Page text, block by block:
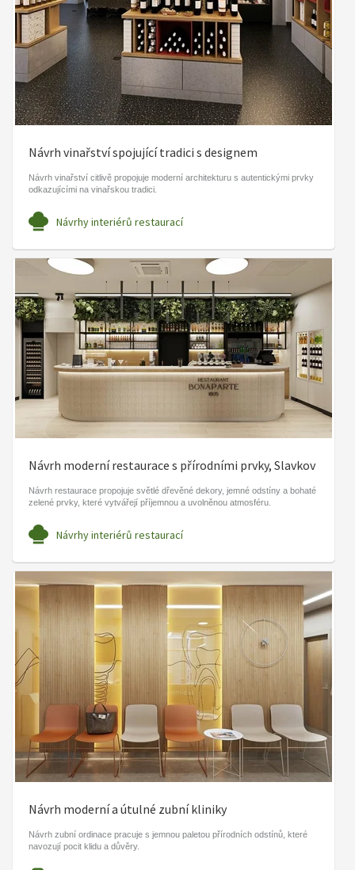
Návrh vinařství spojující tradici s designem
Návrh vinařství citlivě propojuje moderní architekturu s autentickými prvky
odkazujícími na vinařskou tradici.
Návrhy interiérů restaurací
Návrh moderní restaurace s přírodními prvky, Slavkov
Návrh restaurace propojuje světlé dřevěné dekory, jemné odstíny a bohaté
zelené prvky, které vytvářejí příjemnou a uvolněnou atmosféru.
Návrhy interiérů restaurací
Návrh moderní a útulné zubní kliniky
Návrh zubní ordinace pracuje s jemnou paletou přírodních odstínů, které
navozují pocit klidu a důvěry.